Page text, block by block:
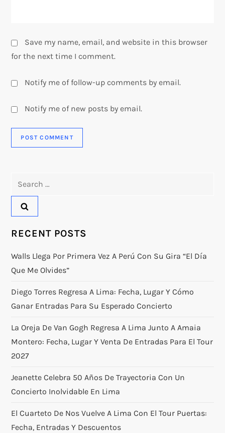
Save my name, email, and website in this browser
for the next time I comment.
Notify me of follow-up comments by email.
Notify me of new posts by email.
RECENT POSTS
Walls Llega Por Primera Vez A Perú Con Su Gira “El Día
Que Me Olvides”
Diego Torres Regresa A Lima: Fecha, Lugar Y Cómo
Ganar Entradas Para Su Esperado Concierto
La Oreja De Van Gogh Regresa A Lima Junto A Amaia
Montero: Fecha, Lugar Y Venta De Entradas Para El Tour
2027
Jeanette Celebra 50 Años De Trayectoria Con Un
Concierto Inolvidable En Lima
El Cuarteto De Nos Vuelve A Lima Con El Tour Puertas:
Fecha, Entradas Y Descuentos